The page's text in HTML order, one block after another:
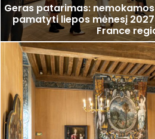
Geras patarimas:
pamatyti liepos mėnesį
France